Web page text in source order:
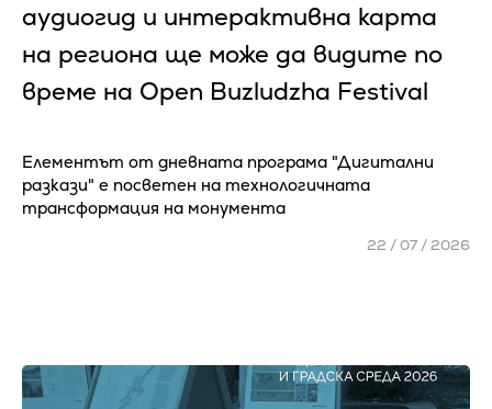
аудиогид и интерактивна карта
на региона ще може да видите по
време на Open Buzludzha Festival
Елементът от дневната програма "Дигитални
разкази" е посветен на технологичната
трансформация на монумента
22 / 07 / 2026